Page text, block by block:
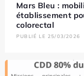
Mars Bleu :
établissement
colorectal
PUBLIÉ LE 25/03/2026